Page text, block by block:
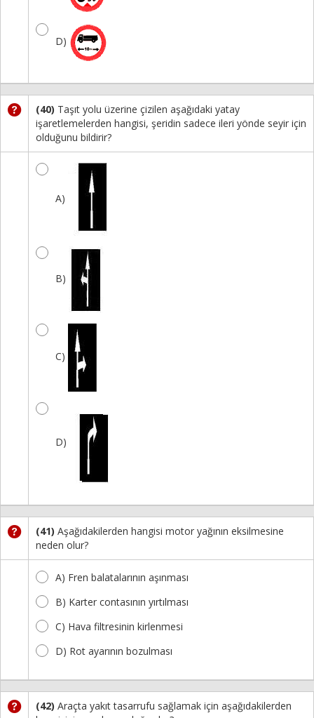
D)
(40) Taşıt yolu üzerine çizilen aşağıdaki yatay
işaretlemelerden hangisi, şeridin sadece ileri yönde seyir için
olduğunu bildirir?
A)
B)
C)
D)
(41) Aşağıdakilerden hangisi motor yağının eksilmesine
neden olur?
A) Fren balatalarının aşınması
B) Karter contasının yırtılması
C) Hava filtresinin kirlenmesi
D) Rot ayarının bozulması
(42) Araçta yakıt tasarrufu sağlamak için aşağıdakilerden